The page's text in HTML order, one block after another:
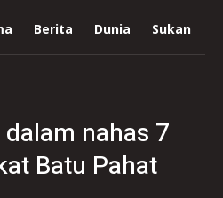
Berita Dunia Sukan
nahas 7
Batu Pahat